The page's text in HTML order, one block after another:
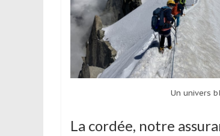
Un univers
La cordée, notre